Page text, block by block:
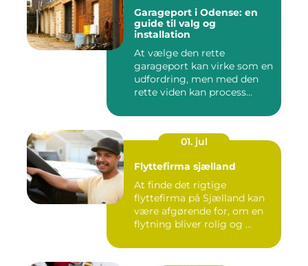
Garageport i Odense: en
guide til valg og
installation
At vælge den rette
garageport kan virke som en
udfordring, men med den
rette viden kan process...
01. jul
Flyttefirma sjælland
At finde det rigtige
flyttefirma på Sjælland kan
være afgørende for, om en
flytning bliver rolig og ...